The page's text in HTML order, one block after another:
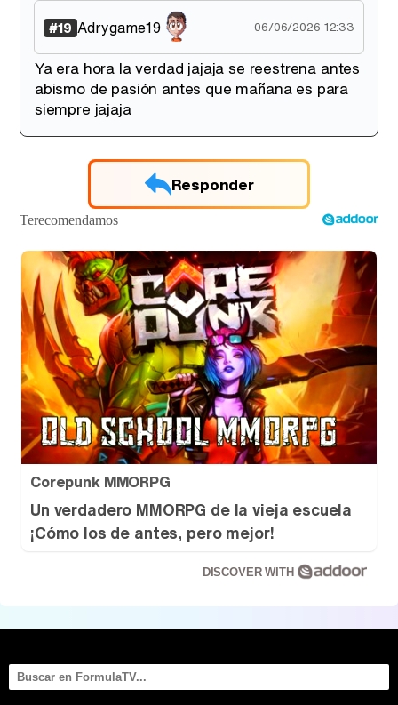
#19 Adrygame19 06/06/2026 12:33
Ya era hora la verdad jajaja se reestrena antes
abismo de pasión antes que mañana es para
siempre jajaja
Responder
Corepunk MMORPG
Un verdadero MMORPG de la vieja escuela
¡Cómo los de antes, pero mejor!
DISCOVER WITH